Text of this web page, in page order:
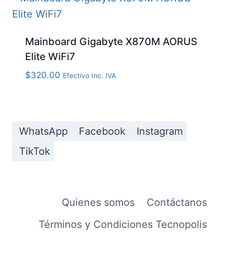
Mainboard Gigabyte X870M AORUS
Elite WiFi7
$320.00 Efectivo Inc. IVA
WhatsApp Facebook
Instagram
TikTok
Quienes somos
Contáctanos
Términos y Condiciones Tecnopolis